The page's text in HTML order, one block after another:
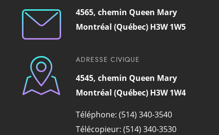
4565, chemin Queen Mary
Montréal (Québec) H3W 1W5
ADRESSE CIVIQUE
4545, chemin Queen Mary
Montréal (Québec) H3W 1W4
Téléphone: (514) 340-3540
Télécopieur: (514) 340-3530